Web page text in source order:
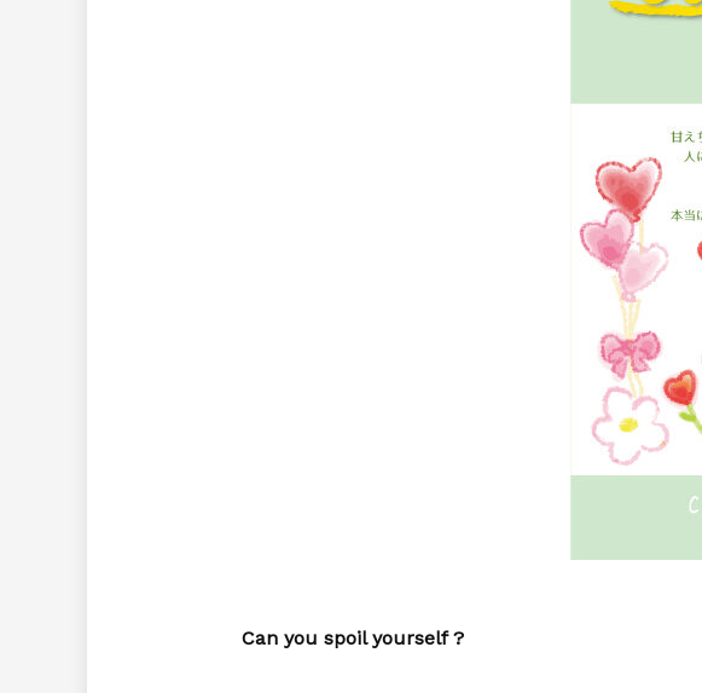
Can you spoil yourself ?